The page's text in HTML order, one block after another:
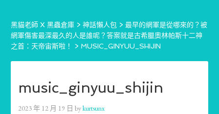
黑貓老師 X 黑蟲倉庫 >神話懶人包 >最早的網軍是從哪來的？被
網軍傷害最深最久的人是誰呢？答案就是古希臘奧林帕斯十二神
之首：天帝宙斯啦！
> MUSIC_GINYUU_SHIJIN
music_ginyuu_shijin
2023 年 12 月 19 日 bykurtsunx